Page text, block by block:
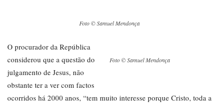
Foto © Samuel Mendonça
Foto © Samuel Mendonça
O procurador da República
considerou que a questão do
julgamento de Jesus, não
obstante ter a ver com factos
ocorridos há 2000 anos, “tem muito interesse porque Cristo, toda a